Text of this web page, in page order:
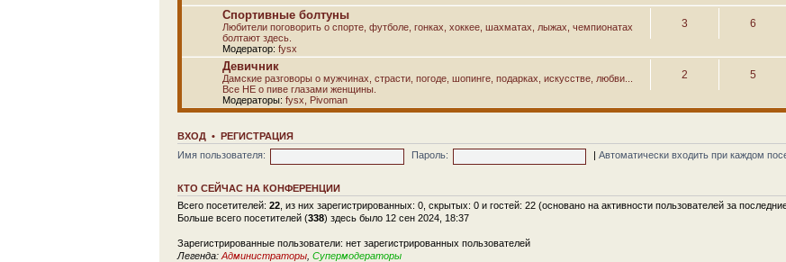
Спортивные болтуны
Любители поговорить о спорте, футболе, гонках, хоккее, шахматах, лыжах, чемпионатах
болтают здесь.
Модератор: fysx
3 6
Девичник
Дамские разговоры о мужчинах, страсти, погоде, шопинге, подарках, искусстве, любви...
Все НЕ о пиве глазами женщины.
Модераторы: fysx Pivoman
2 5
ВХОД • РЕГИСТРАЦИЯ
Имя пользователя:
Пароль: Автоматически входить при каждом
КТО СЕЙЧАС НА КОНФЕРЕНЦИИ
Всего посетителей: 22 , из них зарегистрированных: 0, скрытых: 0 и гостей: 22 (основано на активности пользователей за
Больше всего посетителей (338) здесь было 12 сен 2024, 18:37
Зарегистрированные пользователи: нет зарегистрированных пользователей
Легенда: Администраторы Супермодераторы